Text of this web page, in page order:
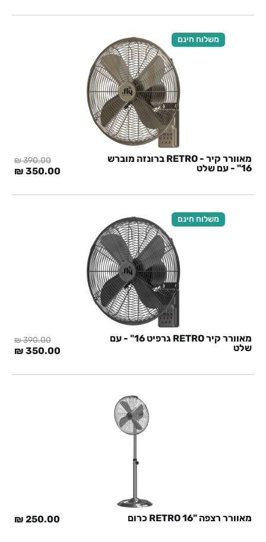
היה:
משלוח חינם
מאוורר קיר - RETRO ברונזה מוברש
16" - עם שלט
390.00
₪
המחיר
היה:
350.00
₪
משלוח חינם
מאוורר קיר RETRO גרפיט 16" - עם
שלט
390.00
₪
המחיר
היה:
350.00
₪
מאוורר רצפה "RETRO 16 כרום 250.00
₪